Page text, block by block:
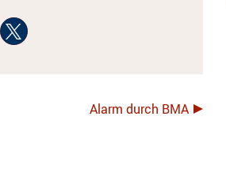
Alarm durch BMA